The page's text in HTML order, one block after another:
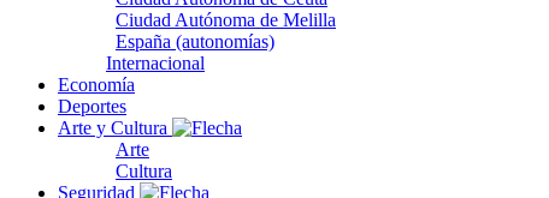
Ciudad Autónoma de Melilla
España (autonomías)
Internacional
Economía
Deportes
Arte y Cultura
Arte
Cultura
Seguridad